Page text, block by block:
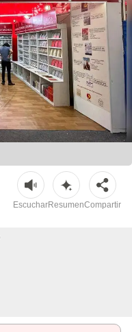
EscucharResumenCompartir